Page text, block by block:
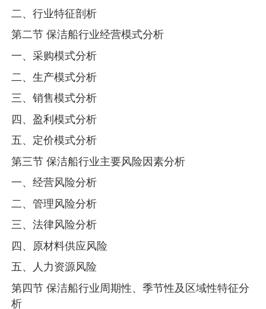
二、行业特征剖析
第二节 保洁船行业经营模式分析
一、采购模式分析
二、生产模式分析
三、销售模式分析
四、盈利模式分析
五、定价模式分析
第三节 保洁船行业主要风险因素分析
一、经营风险分析
二、管理风险分析
三、法律风险分析
四、原材料供应风险
五、人力资源风险
第四节 保洁船行业周期性、季节性及区域性特征分
析